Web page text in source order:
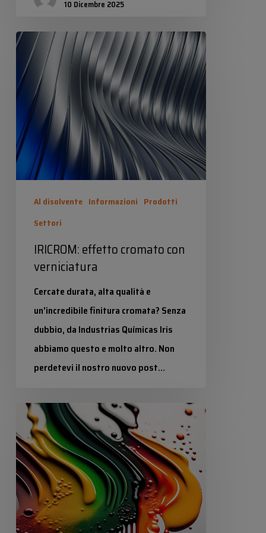
10 Dicembre 2025
IRICROM:
effetto
cromato
con
verniciatura
Al disolvente Informazioni Prodotti
Settori
IRICROM: effetto cromato con
verniciatura
Cercate durata, alta qualità e
un'incredibile finitura cromata? Senza
dubbio, da Industrias Químicas Iris
abbiamo questo e molto altro. Non
perdetevi il nostro nuovo post…
Industrias Químicas Iris
4 Settembre 2025
reologia
dei
prodotti:
applicazione
verticale